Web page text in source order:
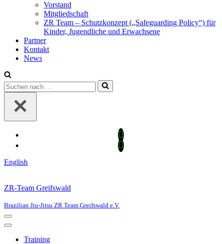
Vorstand
Mitgliedschaft
ZR Team – Schutzkonzept („Safeguarding Policy“) für
Kinder, Jugendliche und Erwachsene
Partner
Kontakt
News
Suchen
nach …
English
ZR-Team Greifswald
Brazilian Jiu-Jitsu ZR Team Greifswald e.V.
Navigations-
Menü
Navigations-
Training